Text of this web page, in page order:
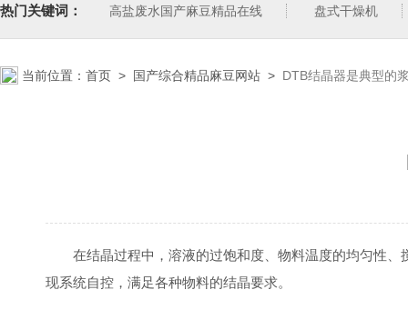
热门关键词： 高盐废水国产麻豆精品在线 盘式干燥机
当前位置： 首页 > 国产综合精品麻豆网站 > DTB结晶器是典型的
在结晶过程中，溶液的过饱和度、物料温度的均匀性、
现系统自控，满足各种物料的结晶要求。